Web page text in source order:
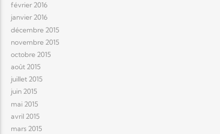
février 2016
janvier 2016
décembre 2015
novembre 2015
octobre 2015
août 2015
juillet 2015
juin 2015
mai 2015
avril 2015
mars 2015